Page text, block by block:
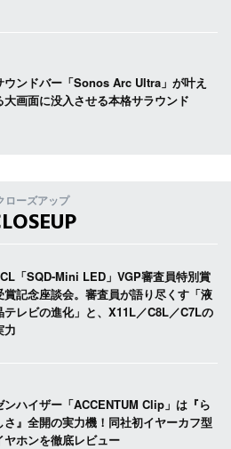
ウンドバー「Sonos Arc Ultra」が叶え
大画面に没入させる本格サラウンド
ローズアップ
「SQD-Mini LED」VGP審査員特別賞
賞記念座談会。審査員が語り尽くす「液
テレビの進化」と、X11L／C8L／C7Lの
力
ンハイザー「ACCENTUM Clip」は『ら
さ』全開の実力機！同社初イヤーカフ型
ヤホンを徹底レビュー